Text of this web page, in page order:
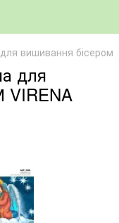
вишивання бісером
для
VIRENA